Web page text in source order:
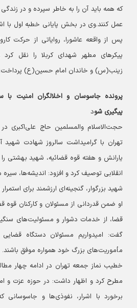
که همه باید آن را به خاطر سپرده و در
عمل کنند.وی در بخش پایانی خطبه‌ اول با
پس از واقعه عاشورا، روایاتی از حرکت
پیکرهای مطهر شهدای کربلا را نقل
زینب(س) و خاندان امام حسین(ع) پرداخت.
پرونده جاسوسان و اخلالگران امنیت
پیگیری شود
حجت‌الاسلام والمسلمین حاج علی‌اکبری
یارانش و هفته قوه قضائیه، شهید بهشتی را
انقلابی توصیف کرد و افزود: اندیشه‌ها، سیره
شهید بزرگوار، گنجینه‌ای ارزشمند برای
او ضمن قدردانی از مسئولان و کارکنان قوه
قضا، از خدمات دشوار و مسئولیت‌های
گفت: امیدواریم مسئولان دستگاه قضایی
مأموریت‌های بزرگ خود همواره موفق باشند.
خطیب نماز جمعه تهران در ادامه چهار
مطرح کرد و اظهار داشت: در حوزه عزت و
برخورد با اشرار، نفوذی‌ها و جاسوسانی